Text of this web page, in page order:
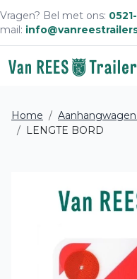
Vragen? Bel met ons:
mail:
Home
LENGTE BORD